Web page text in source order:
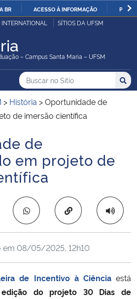
IR
BR ACESSO À INFORMAÇÃO
Pública
e Abastecimento
INTERNATIONAL SÍTIOS DA UFSM
– Campus Santa Maria – UFSM
do Sítio
Busca
Buscar no no Sítio
Busca:
> História >Oportunidade de
de imersão científica
de
em projeto de
Copiar para área
em 08/05/2025, 12h10
de Incentivo à Ciênciaestá
do projeto 30 Dias de